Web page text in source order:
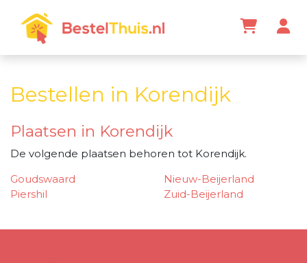
Bestellen in Korendijk
Plaatsen in Korendijk
De volgende plaatsen behoren tot Korendijk.
Goudswaard
Nieuw-Beijerland
Piershil
Zuid-Beijerland